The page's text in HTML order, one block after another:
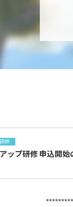
修
プ研修 申込開始